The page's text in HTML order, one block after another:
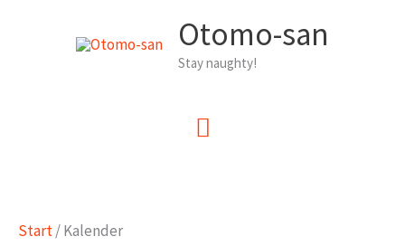
Otomo-san
Stay naughty!
Hauptmenü
Start/ Kalender